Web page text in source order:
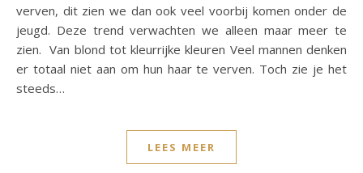
verven, dit zien we dan ook veel voorbij komen onder de
jeugd. Deze trend verwachten we alleen maar meer te
zien. Van blond tot kleurrijke kleuren Veel mannen denken
er totaal niet aan om hun haar te verven. Toch zie je het
steeds…
LEES MEER